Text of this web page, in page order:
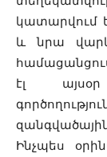
կատարվում
և նրա
էլ
Ինչպես